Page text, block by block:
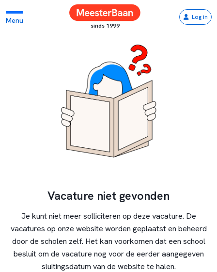
Menu
sinds 1999
Log in
Vacature niet gevonden
Je kunt niet meer solliciteren op deze vacature. De
vacatures op onze website worden geplaatst en beheerd
door de scholen zelf. Het kan voorkomen dat een school
besluit om de vacature nog voor de eerder aangegeven
sluitingsdatum van de website te halen.